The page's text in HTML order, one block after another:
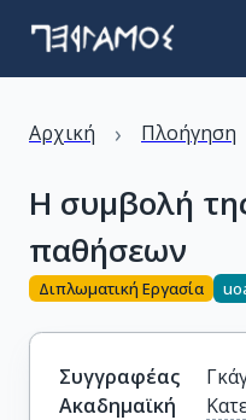
Αρχική › Πλοήγηση
Η συμβολή
παθήσεων
Διπλωματική Εργασία
Συγγραφέας
Ακαδημαϊκή